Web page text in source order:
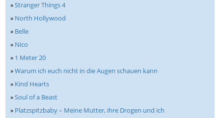
»Stranger Things 4
» North Hollywood
» Belle
» Nico
» 1 Meter 20
»Warum ich euch nicht in die Augen schauen kann
» Kind Hearts
»Soul of a Beast
» Platzspitzbaby – Meine Mutter, ihre Drogen und ich